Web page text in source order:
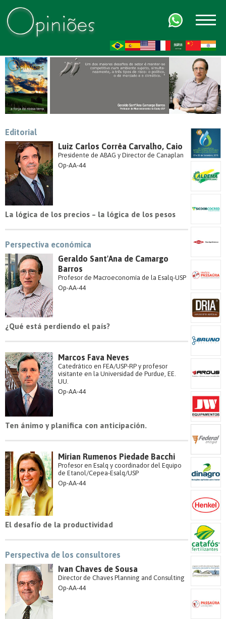
Editorial
Luiz Carlos Corrêa Carvalho, Caio
Presidente de ABAG y Director de Canaplan
Op-AA-44
La lógica de los precios – la lógica de los pesos
Perspectiva económica
Geraldo Sant'Ana de Camargo
Barros
Profesor de Macroeconomía de la Esalq-USP
Op-AA-44
¿Qué está perdiendo el país?
Marcos Fava Neves
Catedrático en FEA/USP-RP y profesor
visitante en la Universidad de Purdue, EE.
UU.
Op-AA-44
Ten ánimo y planifica con anticipación.
Mirian Rumenos Piedade Bacchi
Profesor en Esalq y coordinador del Equipo
de Etanol/Cepea-Esalq/USP
Op-AA-44
El desafío de la productividad
Perspectiva de los consultores
Ivan Chaves de Sousa
Director de Chaves Planning and Consulting
Op-AA-44